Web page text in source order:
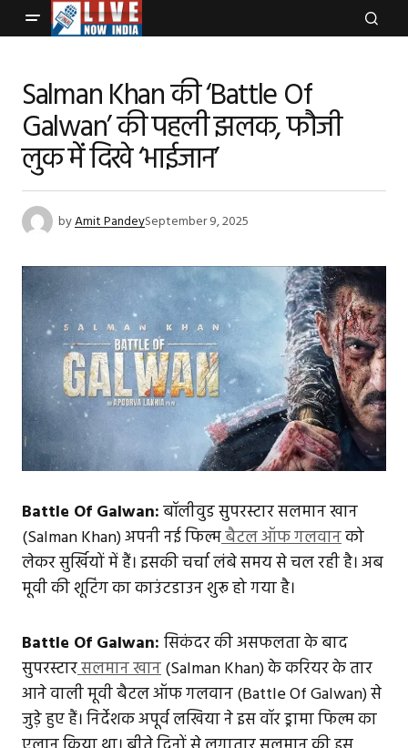
Salman Khan की ‘Battle Of
Galwan’ की पहली झलक, फौजी
लुक में दिखे ‘भाईजान’
byAmit PandeySeptember 9, 2025
Battle Of Galwan:बॉलीवुड सुपरस्टार सलमान खान
(Salman Khan) अपनी नई फिल्मबैटल ऑफ गलवानको
लेकर सुर्खियों में हैं। इसकी चर्चा लंबे समय से चल रही है। अब
मूवी की शूटिंग का काउंटडाउन शुरू हो गया है।
Battle Of Galwan: सिकंदर की असफलता के बाद
सुपरस्टारसलमान खान(Salman Khan) के करियर के तार
आने वाली मूवी बैटल ऑफ गलवान (Battle Of Galwan) से
जुड़े हुए हैं। निर्देशक अपूर्व लखिया ने इस वॉर ड्रामा फिल्म का